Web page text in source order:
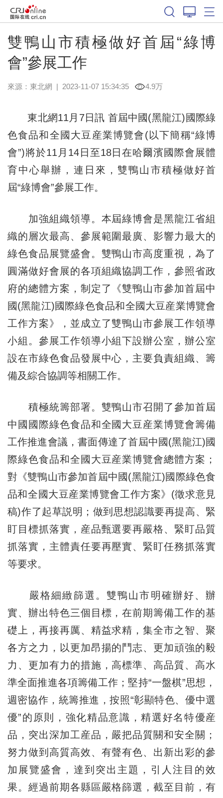
雙鴨山市積極做好首屆“綠博
會”參展工作
來源： 東北網 | 2023-11-07 15:34:35 4.9万
東北網11月7日訊 首屆中國(黑龍江)國際綠
色食品和全國大豆産業博覽會(以下簡稱“綠博
會”)將於11月14日至18日在哈爾濱國際會展體
育中心舉辦，連日來，雙鴨山市積極做好首
屆“綠博會”參展工作。
加強組織領導。本屆綠博會是黑龍江省組
織的層次最高、參展範圍最廣、影響力最大的
綠色食品展覽盛會。雙鴨山市高度重視，為了
圓滿做好會展的各項組織協調工作，參照省政
府的總體方案，制定了《雙鴨山市參加首屆中
國(黑龍江)國際綠色食品和全國大豆産業博覽會
工作方案》，並成立了雙鴨山市參展工作領導
小組。參展工作領導小組下設辦公室，辦公室
設在市綠色食品發展中心，主要負責組織、籌
備及綜合協調等相關工作。
積極統籌部署。雙鴨山市召開了參加首屆
中國國際綠色食品和全國大豆産業博覽會籌備
工作推進會議，書面傳達了首屆中國(黑龍江)國
際綠色食品和全國大豆産業博覽會總體方案；
對《雙鴨山市參加首屆中國(黑龍江)國際綠色食
品和全國大豆産業博覽會工作方案》(徵求意見
稿)作了起草説明；做到思想認識要再提高、緊
盯目標抓落實，産品甄選要再嚴格、緊盯品質
抓落實，主體責任要再壓實、緊盯任務抓落實
等要求。
嚴格細緻篩選。雙鴨山市明確辦好、辦
實、辦出特色三個目標，在前期籌備工作的基
礎上，再接再厲、精益求精，集全市之智、聚
各方之力，以更加昂揚的鬥志、更加頑強的毅
力、更加有力的措施，高標準、高品質、高水
準全面推進各項籌備工作；堅持“一盤棋”思想，
週密協作，統籌推進，按照“彰顯特色、優中選
優”的原則，強化精品意識，精選好名特優産
品，突出深加工産品，嚴把品質關和安全關；
努力做到高質高效、有聲有色、出新出彩的參
加展覽盛會，達到突出主題，引人注目的效
果。經過前期各縣區嚴格篩選，截至目前，有